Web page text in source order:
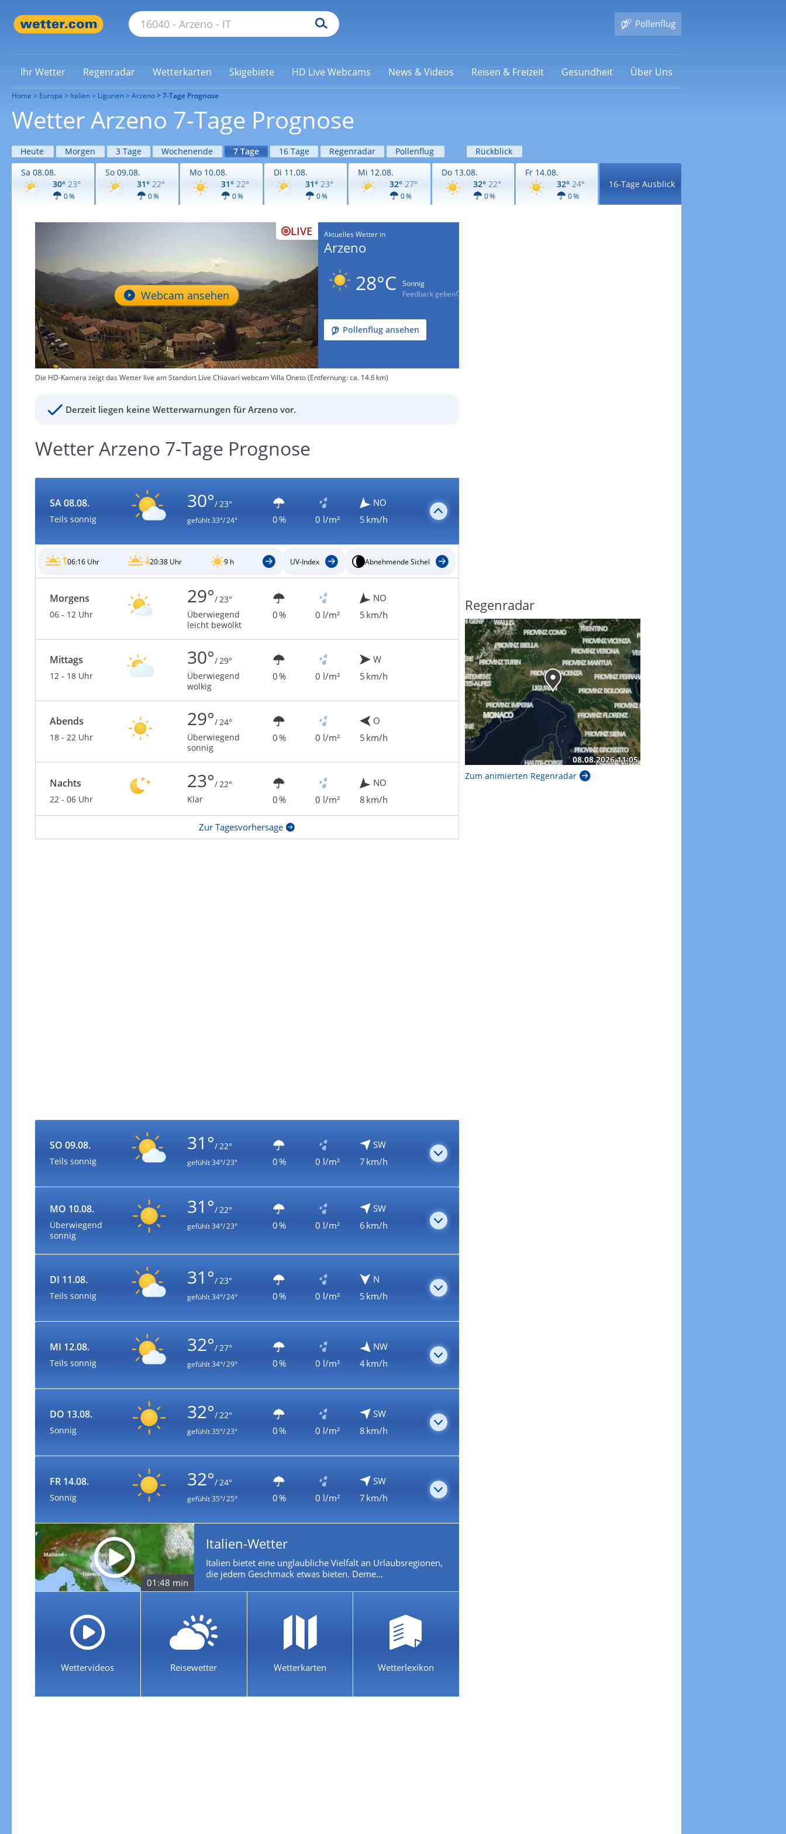
Pollenflug
Ihr Wetter Regenradar Wetterkarten Skigebiete HD Live Webcams News & Videos Reisen & Freizeit Gesundheit Über Uns
Home Europa Italien Ligurien Arzeno 7-Tage Prognose
Wetter Arzeno 7-Tage Prognose
Heute Morgen 3 Tage Wochenende 7 Tage 16 Tage Regenradar Pollenflug
Rückblick
Sa 08.08.
30° 23°
0 %
So 09.08.
31° 22°
0 %
Mo 10.08.
31° 22°
0 %
Di 11.08.
31° 23°
0 %
Mi 12.08.
32° 27°
0 %
Do 13.08.
32° 22°
0 %
Fr 14.08.
32° 24°
0 %
16-Tage Ausblick
LIVE
Webcam ansehen
Aktuelles Wetter in
Arzeno
28°C
Sonnig
Feedback geben
Pollenflug ansehen
Die HD-Kamera zeigt das Wetter live am Standort Live Chiavari webcam Villa Oneto (Entfernung: ca. 14.6 km)
Derzeit liegen keine Wetterwarnungen für Arzeno vor.
Wetter Arzeno 7-Tage Prognose
SA 08.08.
Teils sonnig
30°/ 23°
gefühlt33°/ 24° 0 % 0 l/m²
NO
5 km/h
06:16 Uhr 20:38 Uhr 9 h UV-Index Abnehmende Sichel
Morgens
06 - 12 Uhr
29°/ 23°
Überwiegend
leicht bewölkt
0 % 0 l/m²
NO
5 km/h
Mittags
12 - 18 Uhr
30°/ 29°
Überwiegend
wolkig
0 % 0 l/m²
W
5 km/h
Abends
18 - 22 Uhr
29°/ 24°
Überwiegend
sonnig
0 % 0 l/m²
O
5 km/h
Nachts
22 - 06 Uhr
23°/ 22°
Klar
0 % 0 l/m²
NO
8 km/h
Zur Tagesvorhersage
SO 09.08.
Teils sonnig
31°/ 22°
gefühlt34°/ 23° 0 % 0 l/m²
SW
7 km/h
MO 10.08.
Überwiegend
sonnig
31°/ 22°
gefühlt34°/ 23° 0 % 0 l/m²
SW
6 km/h
DI 11.08.
Teils sonnig
31°/ 23°
gefühlt34°/ 24° 0 % 0 l/m²
N
5 km/h
MI 12.08.
Teils sonnig
32°/ 27°
gefühlt34°/ 29° 0 % 0 l/m²
NW
4 km/h
DO 13.08.
Sonnig
32°/ 22°
gefühlt35°/ 23° 0 % 0 l/m²
SW
8 km/h
FR 14.08.
Sonnig
32°/ 24°
gefühlt35°/ 25° 0 % 0 l/m²
SW
7 km/h
01:48 min
Italien-Wetter
Italien bietet eine unglaubliche Vielfalt an Urlaubsregionen,
die jedem Geschmack etwas bieten. Deme...
Wettervideos Reisewetter Wetterkarten Wetterlexikon
Regenradar
Zum animierten Regenradar